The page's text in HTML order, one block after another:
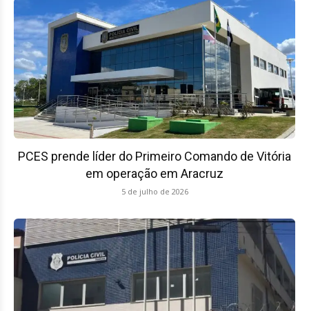
PCES prende líder do Primeiro Comando de Vitória
em operação em Aracruz
5 de julho de 2026